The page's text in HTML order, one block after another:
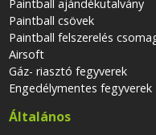
Paintball ajándékutalvány
Paintball csövek
Paintball felszerelés
Airsoft
Gáz- riasztó fegyverek
Engedélymentes fegyverek
Általános